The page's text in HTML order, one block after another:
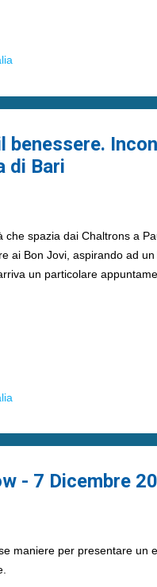
benessere.
di Bari
che spazia dai Chaltrons a
ai Bon Jovi, aspirando ad
un particolare
- 7 Dicembre
maniere per presentare un